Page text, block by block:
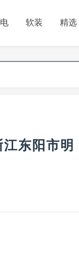
软装 精选
东阳市明